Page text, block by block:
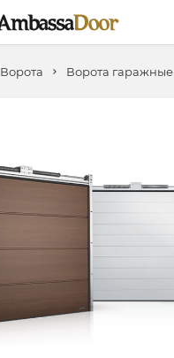
Ворота Ворота гаражные